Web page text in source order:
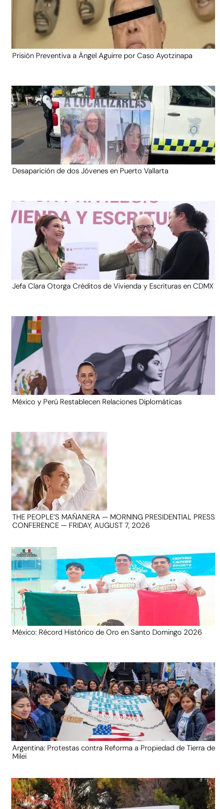
Prisión Preventiva a Ángel Aguirre por Caso Ayotzinapa
Desaparición de dos Jóvenes en Puerto Vallarta
Jefa Clara Otorga Créditos de Vivienda y Escrituras en CDMX
México y Perú Restablecen Relaciones Diplomáticas
THE PEOPLE’S MAÑANERA — MORNING PRESIDENTIAL PRESS
CONFERENCE — FRIDAY, AUGUST 7, 2026
México: Récord Histórico de Oro en Santo Domingo 2026
Argentina: Protestas contra Reforma a Propiedad de Tierra de
Milei